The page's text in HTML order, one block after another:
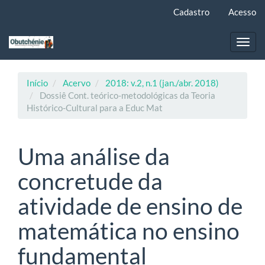
principal
Cadastro Acesso
Início Acervo
2018: v.2, n.1 (jan./abr. 2018)
Dossiê Cont. teórico-metodológicas da Teoria
Histórico-Cultural para a Educ Mat
Uma análise da
concretude da
atividade de ensino de
matemática no ensino
fundamental